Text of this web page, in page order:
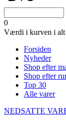
0
Værdi i kurven i
Forsiden
Nyheder
Shop efter
Shop efter
Top 30
Alle varer
NEDSATTE